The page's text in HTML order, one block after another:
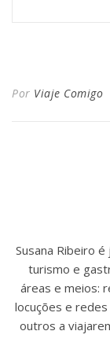
Por Viaje Comigo
Susana Ribeiro
turismo e
áreas e meios:
locuções e redes
outros a